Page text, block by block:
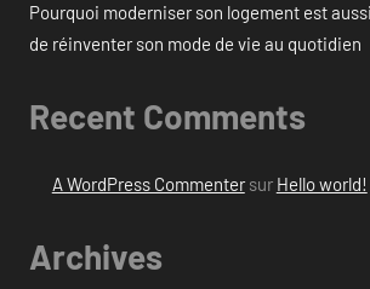
Pourquoi moderniser son logement est
de réinventer son mode de vie au quotidien
Recent Comments
A WordPress Commentersur Hello world!
Archives